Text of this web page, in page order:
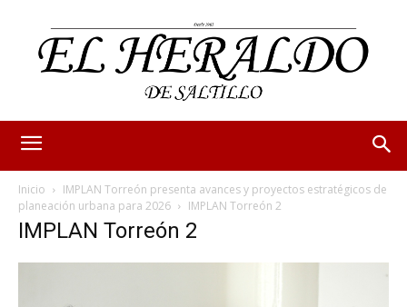
Inicio
IMPLAN Torreón presenta avances y proyectos estratégicos de
planeación urbana para 2026
IMPLAN Torreón 2
IMPLAN Torreón 2